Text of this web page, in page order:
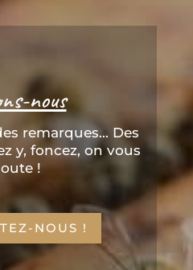
nous
remarques... Des
y, foncez, on vous
!
NOUS !